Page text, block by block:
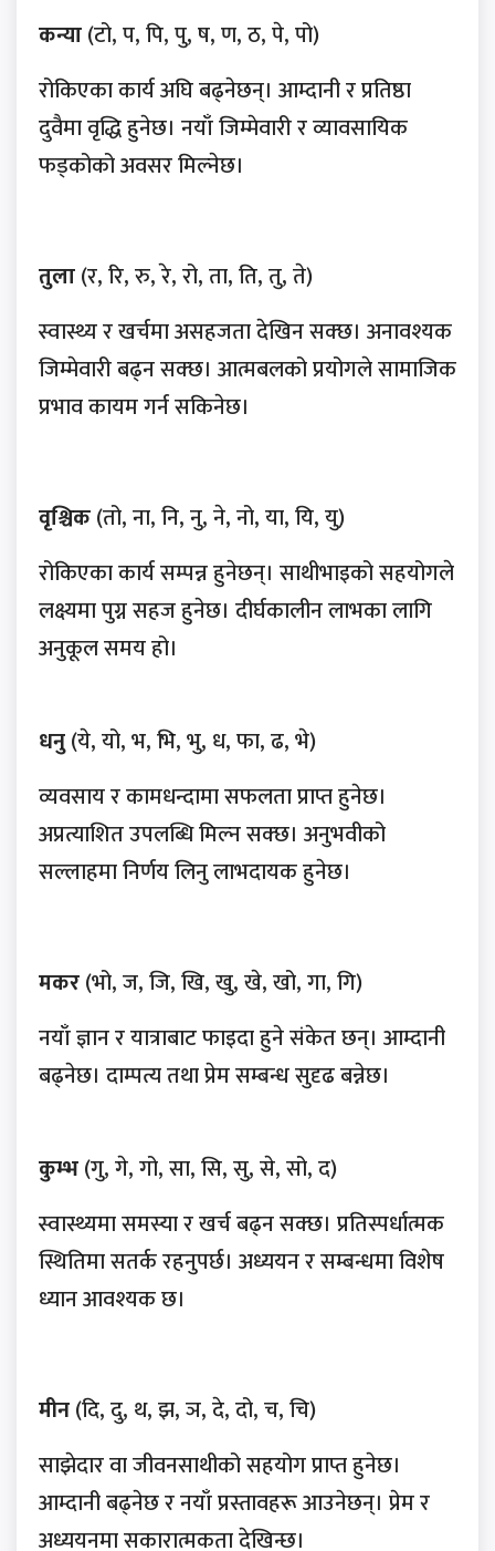
कन्या(टो, प, पि, पु, ष, ण, ठ, पे, पो)
रोकिएका कार्य अघि बढ्नेछन्। आम्दानी र प्रतिष्ठा
दुवैमा वृद्धि हुनेछ। नयाँ जिम्मेवारी र व्यावसायिक
फड्कोको अवसर मिल्नेछ।
तुला(र, रि, रु, रे, रो, ता, ति, तु, ते)
स्वास्थ्य र खर्चमा असहजता देखिन सक्छ। अनावश्यक
जिम्मेवारी बढ्न सक्छ। आत्मबलको प्रयोगले सामाजिक
प्रभाव कायम गर्न सकिनेछ।
वृश्चिक(तो, ना, नि, नु, ने, नो, या, यि, यु)
रोकिएका कार्य सम्पन्न हुनेछन्। साथीभाइको सहयोगले
लक्ष्यमा पुग्न सहज हुनेछ। दीर्घकालीन लाभका लागि
अनुकूल समय हो।
धनु(ये, यो, भ, भि, भु, ध, फा, ढ, भे)
व्यवसाय र कामधन्दामा सफलता प्राप्त हुनेछ।
अप्रत्याशित उपलब्धि मिल्न सक्छ। अनुभवीको
सल्लाहमा निर्णय लिनु लाभदायक हुनेछ।
मकर(भो, ज, जि, खि, खु, खे, खो, गा, गि)
नयाँ ज्ञान र यात्राबाट फाइदा हुने संकेत छन्। आम्दानी
बढ्नेछ। दाम्पत्य तथा प्रेम सम्बन्ध सुदृढ बन्नेछ।
कुम्भ(गु, गे, गो, सा, सि, सु, से, सो, द)
स्वास्थ्यमा समस्या र खर्च बढ्न सक्छ। प्रतिस्पर्धात्मक
स्थितिमा सतर्क रहनुपर्छ। अध्ययन र सम्बन्धमा विशेष
ध्यान आवश्यक छ।
मीन(दि, दु, थ, झ, ञ, दे, दो, च, चि)
साझेदार वा जीवनसाथीको सहयोग प्राप्त हुनेछ।
आम्दानी बढ्नेछ र नयाँ प्रस्तावहरू आउनेछन्। प्रेम र
अध्ययनमा सकारात्मकता देखिन्छ।